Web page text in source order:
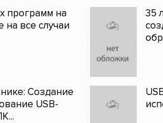
программ на
все случаи
35
Создание
USB-